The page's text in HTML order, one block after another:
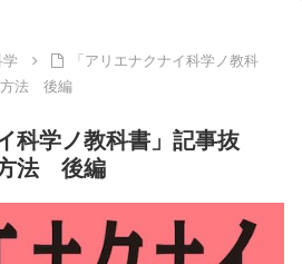
学
「アリエナクナイ科学ノ教科
方法 後編
科学ノ教科書」記事抜
法 後編